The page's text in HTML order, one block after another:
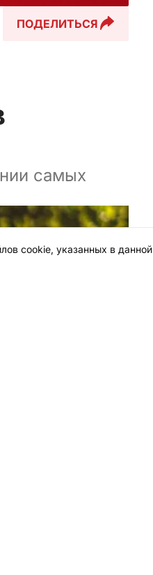
ПОДЕЛИТЬСЯ
самых
cookie, указанных в данной